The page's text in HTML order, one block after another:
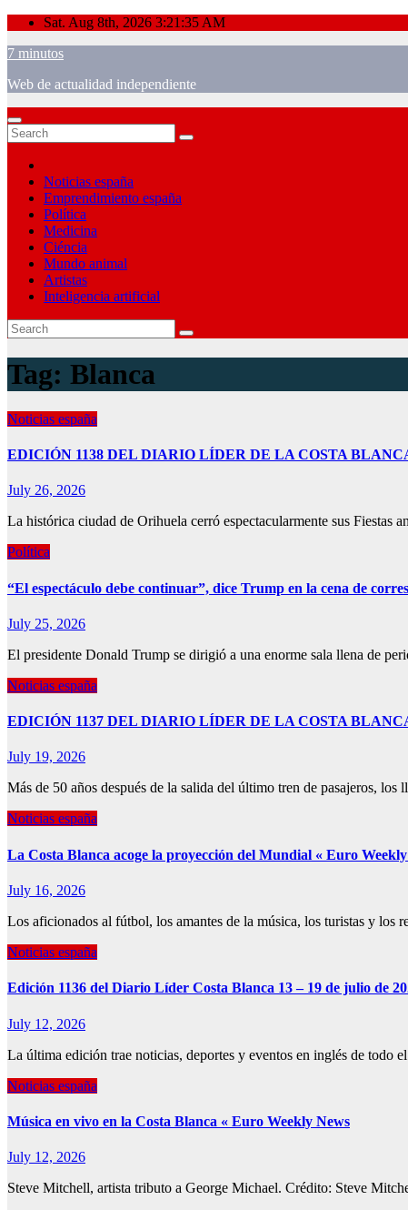
Skip
content
Sat. Aug 8th, 2026 3:21:35 AM
7 minutos
Web de actualidad independiente
Noticias españa
Emprendimiento españa
Política
Medicina
Ciéncia
Mundo animal
Artistas
Inteligencia artificial
Tag: Blanca
Noticias españa
EDICIÓN 1138 DEL DIARIO LÍDER DE LA COSTA
July 26, 2026
La histórica ciudad de Orihuela cerró espectacularmente sus Fiestas
Política
“El espectáculo debe continuar”, dice Trump en la cena de
July 25, 2026
El presidente Donald Trump se dirigió a una enorme sala llena de
Noticias españa
EDICIÓN 1137 DEL DIARIO LÍDER DE LA COSTA
July 19, 2026
Más de 50 años después de la salida del último tren de pasajeros,
Noticias españa
La Costa Blanca acoge la proyección del Mundial « Euro
July 16, 2026
Los aficionados al fútbol, ​​los amantes de la música, los turistas y los
Noticias españa
Edición 1136 del Diario Líder Costa Blanca 13 – 19 de julio de
July 12, 2026
La última edición trae noticias, deportes y eventos en inglés de
Noticias españa
Música en vivo en la Costa Blanca « Euro Weekly News
July 12, 2026
Steve Mitchell, artista tributo a George Michael. Crédito: Steve